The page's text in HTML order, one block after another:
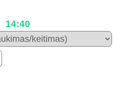
14:40